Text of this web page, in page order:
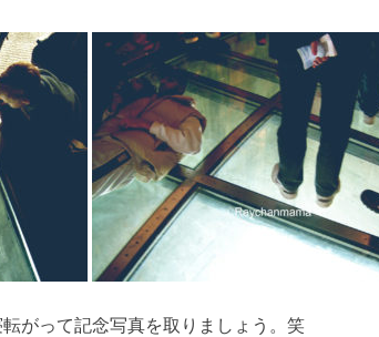
がって記念写真を取りましょう。笑